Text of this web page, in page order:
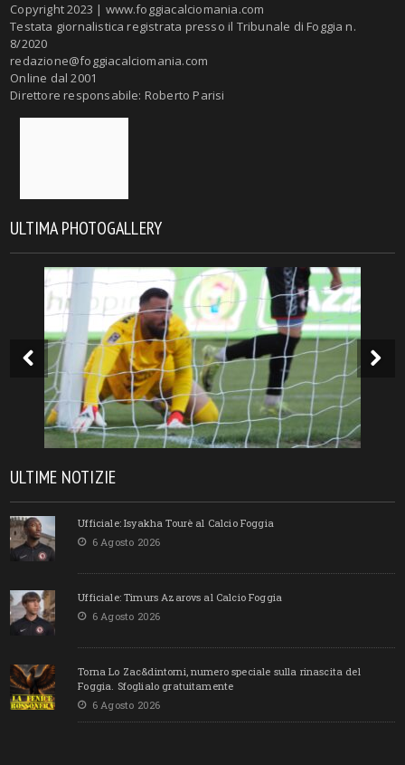
Copyright 2023 | www.foggiacalciomania.com
Testata giornalistica registrata presso il Tribunale di Foggia n.
8/2020
redazione@foggiacalciomania.com
Online dal 2001
Direttore responsabile: Roberto Parisi
ULTIMA PHOTOGALLERY
ULTIME NOTIZIE
Ufficiale: Isyakha Tourè al Calcio Foggia
6 Agosto 2026
Ufficiale: Timurs Azarovs al Calcio Foggia
6 Agosto 2026
Torna Lo Zac&dintorni, numero speciale sulla rinascita del
Foggia. Sfoglialo gratuitamente
6 Agosto 2026